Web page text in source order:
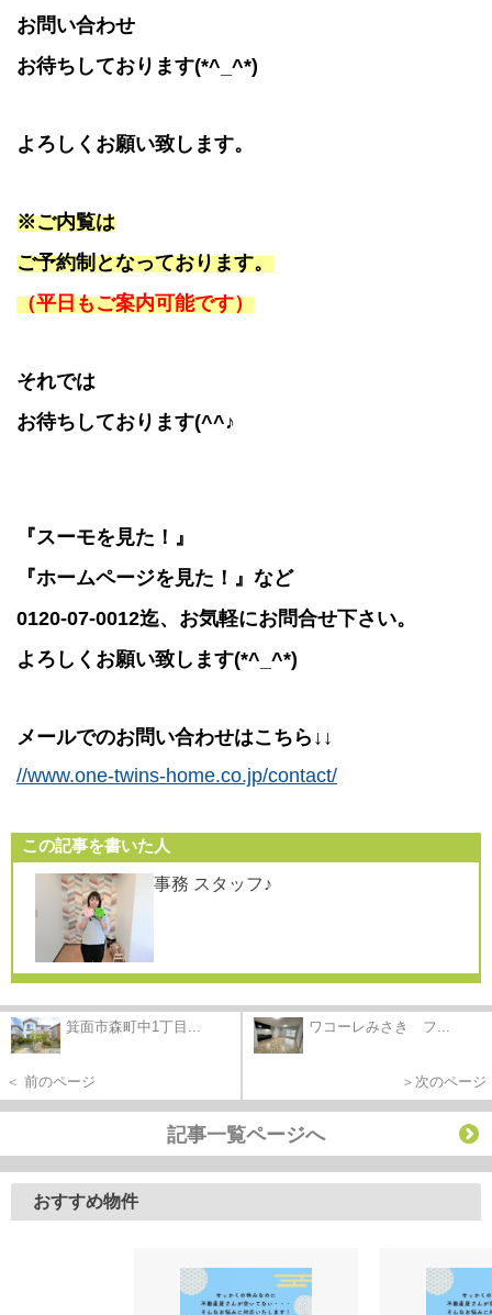
お問い合わせ
お待ちしております(*^_^*)
よろしくお願い致します。
※ご内覧は
ご予約制となっております。
（平日もご案内可能です）
それでは
お待ちしております(^^♪
『スーモを見た！』
『ホームページを見た！』など
0120-07-0012迄、お気軽にお問合せ下さい。
よろしくお願い致します(*^_^*)
メールでのお問い合わせはこちら↓↓
//www.one-twins-home.co.jp/contact/
この記事を書いた人
事務 スタッフ♪
箕面市森町中1丁目...
＜ 前のページ
ワコーレみさき フ...
＞次のページ
記事一覧ページへ
おすすめ物件